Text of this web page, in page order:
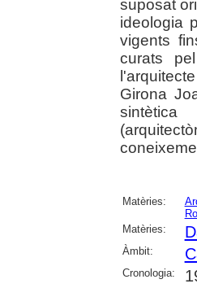
suposat
ideologia
vigents
curats
Girona
Matèries:
Matèries:
Àmbit:
Cronologia: